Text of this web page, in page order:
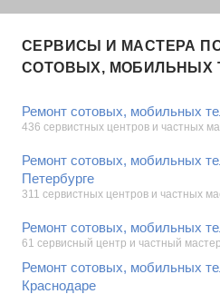
СЕРВИСЫ И МАСТЕРА
СОТОВЫХ, МОБИЛЬНЫХ
Ремонт сотовых, мобильных
436 сервистных центров и частных
Ремонт сотовых, мобильных
Петербурге
311 сервистных центров и частных
Ремонт сотовых, мобильных
61 сервисный центр и частный мастер
Ремонт сотовых, мобильных
Краснодаре